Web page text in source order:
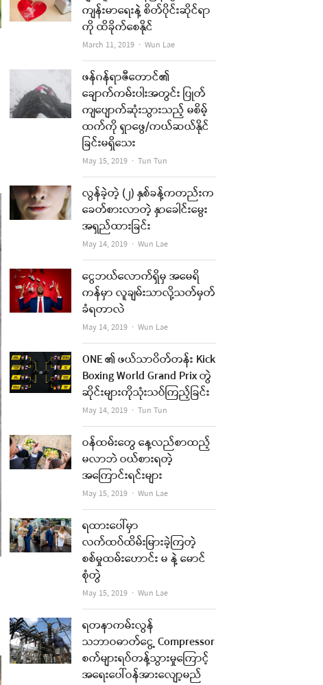
ကျန်းမာရေးနဲ့ စိတ်ပိုင်းဆိုင်ရာ
ကို ထိခိုက်စေနိုင်
March 11, 2019 Author
Wun Lae
ဖန်ဂန်ရာဇီတောင်၏
ချောက်ကမ်းပါးအတွင်း ပြုတ်
ကျပျောက်ဆုံးသွားသည့် မစိမ့်
ထက်ကို ရှာဖွေ/ကယ်ဆယ်နိုင်
ခြင်းမရှိသေး
May 15, 2019 Author
Tun Tun
လွန်ခဲ့တဲ့ (၂) နှစ်ခန့်ကတည်းက
ခေတ်စားလာတဲ့ နှာခေါင်းမွေး
အရှည်ထားခြင်း
May 14, 2019 Author
Wun Lae
ငွေဘယ်လောက်ရှိမှ အမေရိ
ကန်မှာ လူချမ်းသာလို့သတ်မှတ်
ခံရတာလဲ
May 14, 2019 Author
Wun Lae
ONE ၏ ဖယ်သာဝိတ်တန်း Kick
Boxing World Grand Prix တွဲ
ဆိုင်းများကိုသုံးသပ်ကြည့်ခြင်း
May 14, 2019 Author
Tun Tun
ဝန်ထမ်းတွေ နေ့လည်စာထည့်
မလာဘဲ ဝယ်စားရတဲ့
အကြောင်းရင်းများ
May 15, 2019 Author
Wun Lae
ရထားပေါ်မှာ
လက်ထပ်ထိမ်းမြားခဲ့ကြတဲ့
စစ်မှုထမ်းဟောင်း မ နဲ့ မောင်
စုံတွဲ
May 15, 2019 Author
Wun Lae
ရတနာကမ်းလွန်
သဘာဝဓာတ်ငွေ့ Compressor
စက်များရပ်တန့်သွားမှုကြောင့်
အရေးပေါ်ဝန်အားလျော့မည်